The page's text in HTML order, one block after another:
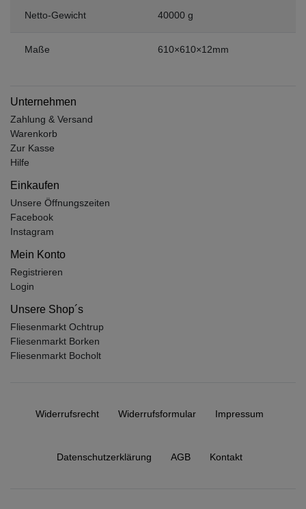
Netto-Gewicht 40000 g
Maße 610×610×12mm
Unternehmen
Zahlung & Versand
Warenkorb
Zur Kasse
Hilfe
Einkaufen
Unsere Öffnungszeiten
Facebook
Instagram
Mein Konto
Registrieren
Login
Unsere Shop´s
Fliesenmarkt Ochtrup
Fliesenmarkt Borken
Fliesenmarkt Bocholt
Widerrufs­recht Widerrufs­formular Impressum
Daten­schutz­erklärung AGB Kontakt